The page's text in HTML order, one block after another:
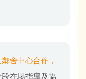
舍中心合作，
在場指導及協